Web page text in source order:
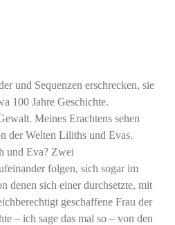
und Sequenzen erschrecken, sie
100 Jahre Geschichte.
Meines Erachtens sehen
der Welten Liliths und Evas.
und Eva? Zwei
folgen, sich sogar im
denen sich einer durchsetzte, mit
geschaffene Frau der
– ich sage das mal so – von den